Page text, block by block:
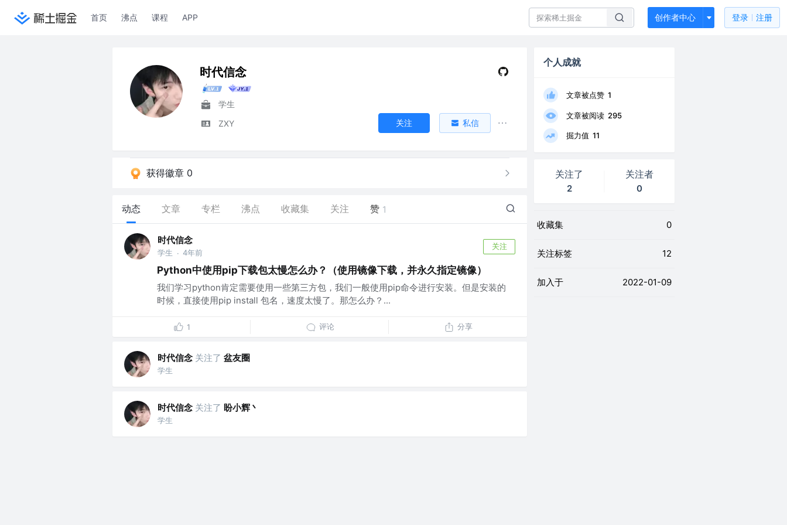
首页 沸点 课程 APP 创作者中心 登录 注册
时代信念
学生
ZXY
关注 私信
获得徽章 0
动态 文章 专栏 沸点 收藏集 关注 赞 1
时代信念
学生 · 4年前
关注
Python中使用pip下载包太慢怎么办？（使用镜像下载，并永久指定镜像）
我们学习python肯定需要使用一些第三方包，我们一般使用pip命令进行安装。但是安装的
时候，直接使用pip install 包名，速度太慢了。那怎么办？...
1 评论 分享
时代信念 关注了 盆友圈
学生
时代信念 关注了 盼小辉丶
学生
个人成就
文章被点赞 1
文章被阅读 295
掘力值 11
关注了
2
关注者
0
收藏集 0
关注标签 12
加入于 2022-01-09